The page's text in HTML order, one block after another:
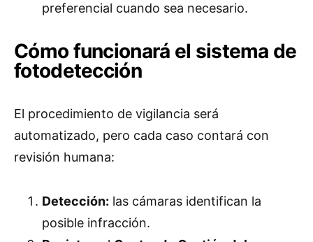
preferencial cuando sea necesario.
Cómo funcionará el sistema de
fotodetección
El procedimiento de vigilancia será
automatizado, pero cada caso contará con
revisión humana:
Detección: las cámaras identifican la
posible infracción.